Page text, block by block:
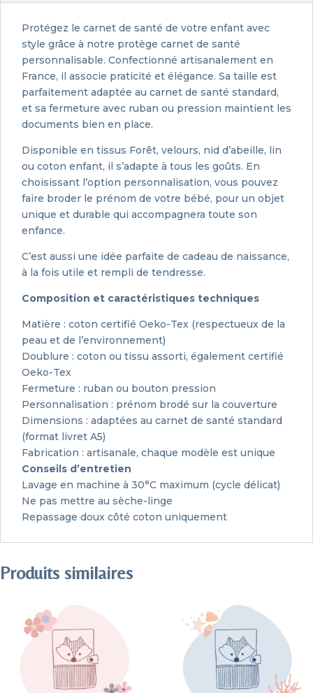
Protégez le carnet de santé de votre enfant avec
style grâce à notre protège carnet de santé
personnalisable. Confectionné artisanalement en
France, il associe praticité et élégance. Sa taille est
parfaitement adaptée au carnet de santé standard,
et sa fermeture avec ruban ou pression maintient les
documents bien en place.
Disponible en tissus Forêt, velours, nid d’abeille, lin
ou coton enfant, il s’adapte à tous les goûts. En
choisissant l’option personnalisation, vous pouvez
faire broder le prénom de votre bébé, pour un objet
unique et durable qui accompagnera toute son
enfance.
C’est aussi une idée parfaite de cadeau de naissance,
à la fois utile et rempli de tendresse.
Composition et caractéristiques techniques
Matière : coton certifié Oeko-Tex (respectueux de la
peau et de l’environnement)
Doublure : coton ou tissu assorti, également certifié
Oeko-Tex
Fermeture : ruban ou bouton pression
Personnalisation : prénom brodé sur la couverture
Dimensions : adaptées au carnet de santé standard
(format livret A5)
Fabrication : artisanale, chaque modèle est unique
Conseils d’entretien
Lavage en machine à 30°C maximum (cycle délicat)
Ne pas mettre au sèche-linge
Repassage doux côté coton uniquement
Produits similaires